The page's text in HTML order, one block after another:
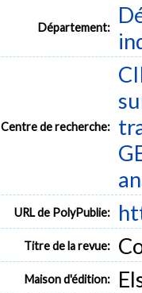
Département:
Centre de recherche:
URL de PolyPublie:
Titre de la revue:
Maison d'édition: